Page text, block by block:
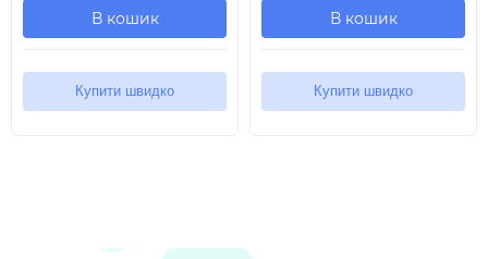
В кошик
Купити швидко
В кошик
Купити швидко